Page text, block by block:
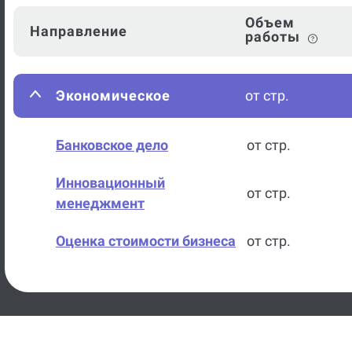
Направление
Объем
работы
Экономическое от стр.
Банковское дело от стр.
Инновационный
менеджмент
от стр.
Оценка стоимости бизнеса от стр.
Бухгалтерский учет, анализ